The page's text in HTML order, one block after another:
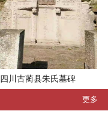
四川古蔺县朱氏墓碑
更多